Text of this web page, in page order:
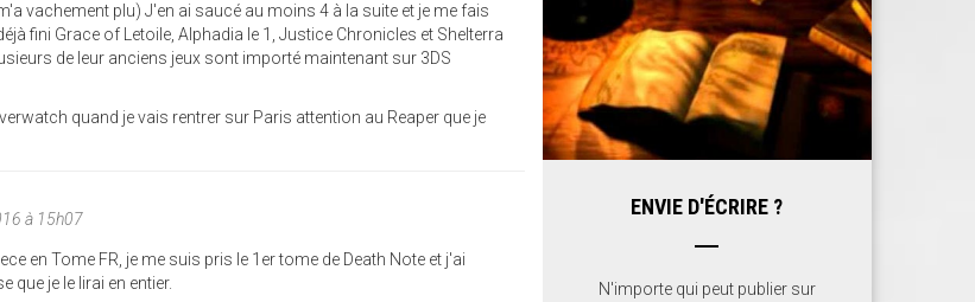
vachement plu) J'en ai saucé au moins 4 à la suite et je me fais
fini Grace of Letoile, Alphadia le 1, Justice Chronicles et Shelterra
de leur anciens jeux sont importé maintenant sur 3DS
quand je vais rentrer sur Paris attention au Reaper que je
à 15h07
en Tome FR, je me suis pris le 1er tome de Death Note et j'ai
je le lirai en entier.
ENVIE D'ÉCRIRE ?
N'importe qui peut publier sur